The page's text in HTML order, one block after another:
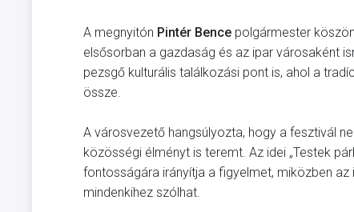
A megnyitón Pintér Bence polgármester
elsősorban a gazdaság és az ipar városaként
pezsgő kulturális találkozási pont is, ahol a
össze.
A városvezető hangsúlyozta, hogy a fesztivál
közösségi élményt is teremt. Az idei „Testek
fontosságára irányítja a figyelmet, miközben
mindenkihez szólhat.